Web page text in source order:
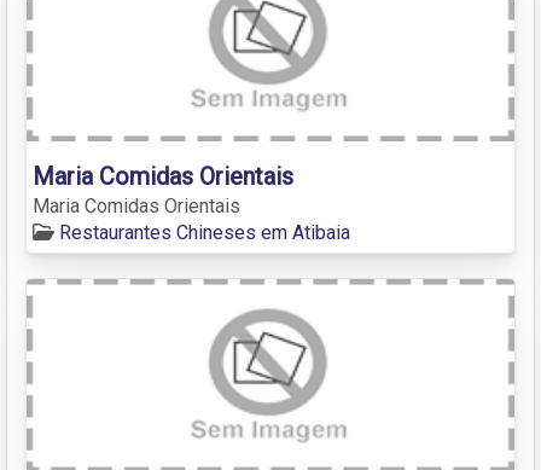
Maria Comidas Orientais
Maria Comidas Orientais
Restaurantes Chineses em Atibaia